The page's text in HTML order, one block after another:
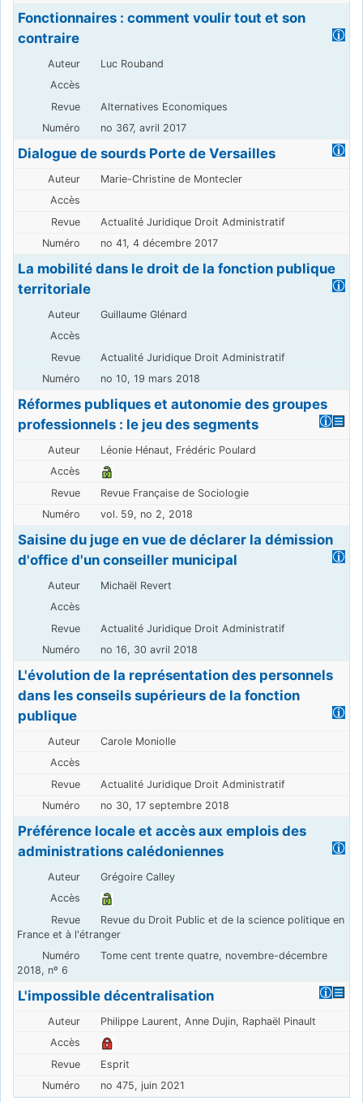
Fonctionnaires : comment voulir tout et son
contraire
Luc Rouband
Alternatives Economiques
no 367, avril 2017
Dialogue de sourds Porte de Versailles
Marie-Christine de Montecler
Actualité Juridique Droit Administratif
no 41, 4 décembre 2017
La mobilité dans le droit de la fonction publique
territoriale
Guillaume Glénard
Actualité Juridique Droit Administratif
no 10, 19 mars 2018
Réformes publiques et autonomie des groupes
professionnels : le jeu des segments
Léonie Hénaut, Frédéric Poulard
Revue Française de Sociologie
vol. 59, no 2, 2018
Saisine du juge en vue de déclarer la démission
d'office d'un conseiller municipal
Michaël Revert
Actualité Juridique Droit Administratif
no 16, 30 avril 2018
L'évolution de la représentation des personnels
dans les conseils supérieurs de la fonction
publique
Carole Moniolle
Actualité Juridique Droit Administratif
no 30, 17 septembre 2018
Préférence locale et accès aux emplois des
administrations calédoniennes
Grégoire Calley
Revue du Droit Public et de la science politique en
France et à l'étranger
Tome cent trente quatre, novembre-décembre
2018, nº 6
L'impossible décentralisation
Philippe Laurent, Anne Dujin, Raphaël Pinault
Esprit
no 475, juin 2021